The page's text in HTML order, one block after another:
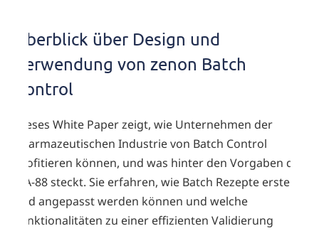
Überblick über Design und
Verwendung von zenon Batch
Control
Dieses White Paper zeigt, wie Unternehmen der
pharmazeutischen Industrie von Batch Control
profitieren können, und was hinter den Vorgaben der
ISA-88 steckt. Sie erfahren, wie Batch Rezepte erstellt
und angepasst werden können und welche
Funktionalitäten zu einer effizienten Validierung